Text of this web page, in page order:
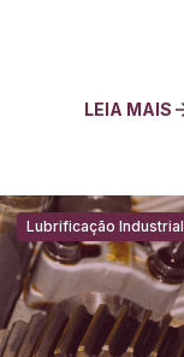
LEIA MAIS
Lubrificação Industrial